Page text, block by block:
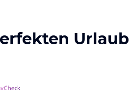
Urlaub